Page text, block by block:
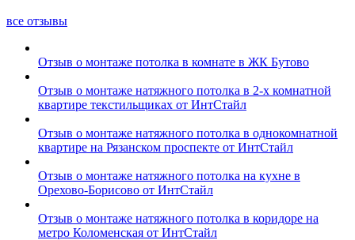
все отзывы
Отзыв о монтаже потолка в комнате в ЖК Бутово
Отзыв о монтаже натяжного потолка в 2-х комнатной
квартире текстильщиках от ИнтСтайл
Отзыв о монтаже натяжного потолка в однокомнатной
квартире на Рязанском проспекте от ИнтСтайл
Отзыв о монтаже натяжного потолка на кухне в
Орехово-Борисово от ИнтСтайл
Отзыв о монтаже натяжного потолка в коридоре на
метро Коломенская от ИнтСтайл